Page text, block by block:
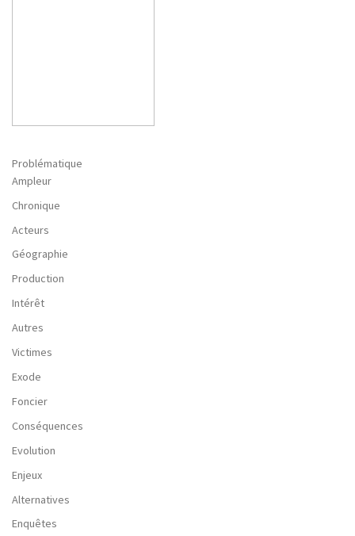
Problématique
Ampleur
Chronique
Acteurs
Géographie
Production
Intérêt
Autres
Victimes
Exode
Foncier
Conséquences
Evolution
Enjeux
Alternatives
Enquêtes